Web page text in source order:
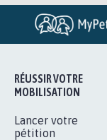
RÉUSSIR VOTRE
MOBILISATION
Lancer votre
pétition